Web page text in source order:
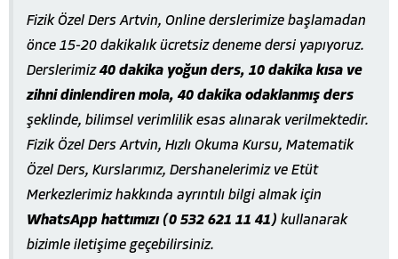
Fizik Özel Ders Artvin, Online derslerimize başlamadan
önce 15-20 dakikalık ücretsiz deneme dersi yapıyoruz.
Derslerimiz40 dakika yoğun ders, 10 dakika kısa ve
zihni dinlendiren mola, 40 dakika odaklanmış ders
şeklinde, bilimsel verimlilik esas alınarak verilmektedir.
Fizik Özel Ders Artvin, Hızlı Okuma Kursu, Matematik
Özel Ders, Kurslarımız, Dershanelerimiz ve Etüt
Merkezlerimiz hakkında ayrıntılı bilgi almak için
WhatsApp hattımızı (0 532 621 11 41) kullanarak
bizimle iletişime geçebilirsiniz.